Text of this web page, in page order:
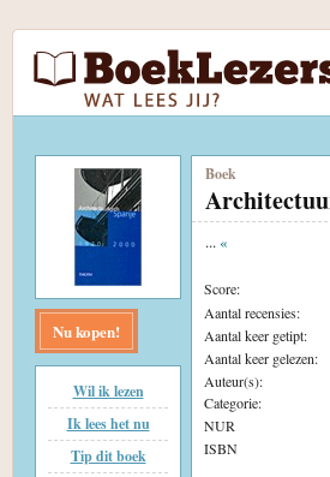
Nu kopen!
Wil ik lezen
Ik lees het nu
Tip dit boek
Boek
... «
Score:
Aantal recensies:
Aantal keer getipt:
Aantal keer gelezen:
Auteur(s):
Categorie:
NUR
ISBN